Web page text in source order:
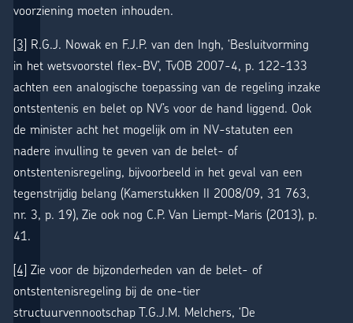
voorziening moeten inhouden.
[3] R.G.J. Nowak en F.J.P. van den Ingh, ‘Besluitvorming
in het wetsvoorstel flex-BV’, TvOB 2007-4, p. 122-133
achten een analogische toepassing van de regeling inzake
ontstentenis en belet op NV’s voor de hand liggend. Ook
de minister acht het mogelijk om in NV-statuten een
nadere invulling te geven van de belet- of
ontstentenisregeling, bijvoorbeeld in het geval van een
tegenstrijdig belang (Kamerstukken II 2008/09, 31 763,
nr. 3, p. 19), Zie ook nog C.P. Van Liempt-Maris (2013), p.
41.
[4] Zie voor de bijzonderheden van de belet- of
ontstentenisregeling bij de one-tier
structuurvennootschap T.G.J.M. Melchers, ‘De